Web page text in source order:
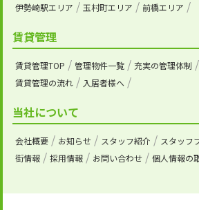
伊勢崎駅エリア
玉村町エリア 前橋エリア
賃貸管理
賃貸管理TOP 管理物件一覧 充実の管理体制
賃貸管理の流れ
入居者様へ
当社について
会社概要 お知らせ スタッフ紹介 スタッフ
街情報
採用情報 お問い合わせ 個人情報の